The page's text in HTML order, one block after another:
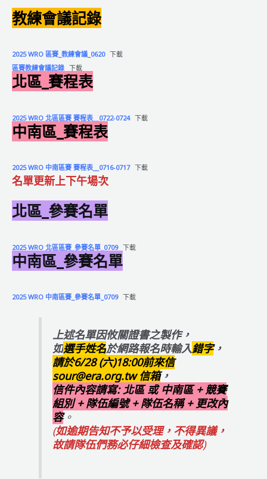
名
單
教練會議記錄
2025 WRO 區賽_教練會議_0620 下載
區賽教練會議記錄 下載
北區_賽程表
2025 WRO 北區區賽 賽程表__0722-0724 下載
中南區_賽程表
2025 WRO 中南區賽 賽程表__0716-0717 下載
名單更新上下午場次
北區_參賽名單
2025 WRO 北區區賽_參賽名單_0709 下載
中南區_參賽名單
2025 WRO 中南區賽_參賽名單_0709 下載
上述名單因攸關證書之製作，
如選手姓名於網路報名時輸入錯字，
請於6/28 (六)18:00前來信
sour@era.org.tw 信箱，
信件內容請寫: 北區 或 中南區 + 競賽
組別 + 隊伍編號 + 隊伍名稱 + 更改內
容。
(如逾期告知不予以受理，不得異議，
故請隊伍們務必仔細檢查及確認)